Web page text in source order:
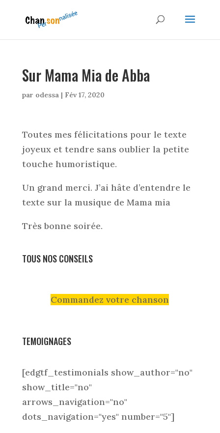
Sur Mama Mia de Abba
par odessa| Fév 17, 2020
Toutes mes félicitations pour le texte
joyeux et tendre sans oublier la petite
touche humoristique.
Un grand merci. J’ai hâte d’entendre le
texte sur la musique de Mama mia
Très bonne soirée.
TOUS NOS CONSEILS
Commandez votre chanson
TEMOIGNAGES
[edgtf_testimonials show_author="no"
show_title="no"
arrows_navigation="no"
dots_navigation="yes" number="5"]